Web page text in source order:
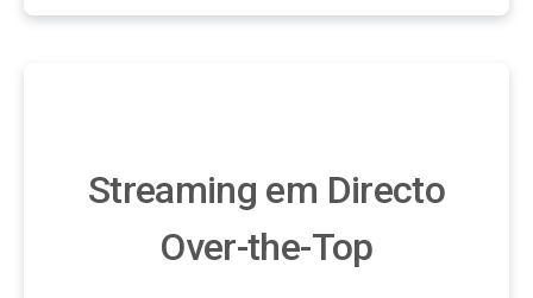
Streaming em Directo
Over-the-Top